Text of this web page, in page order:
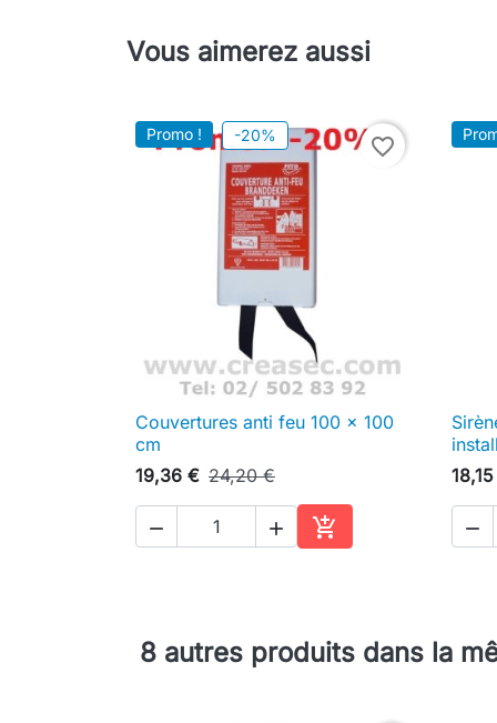
Vous aimerez aussi
Promo ! -20% favorite_border
 Aperçu rapide
Couvertures anti feu 100 x 100
cm
19,36 € 24,20 €
  
Ajouter au panier

8 autres produits dans la